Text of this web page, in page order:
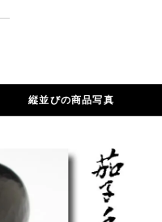
縦並びの商品写真